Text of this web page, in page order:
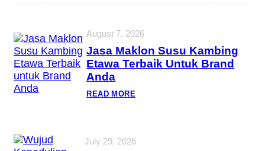
August 7, 2026
Jasa Maklon Susu Kambing
Etawa Terbaik Untuk Brand
Anda
READ MORE
July 29, 2026